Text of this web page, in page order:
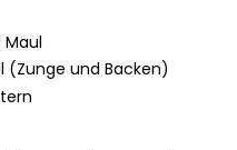
(Zunge und Backen)